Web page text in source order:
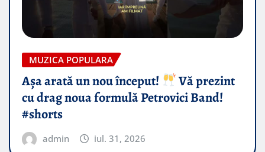
MUZICA POPULARA
Așa arată un nou început!
Vă prezint
cu drag noua formulă Petrovici Band!
#shorts
admin iul. 31, 2026